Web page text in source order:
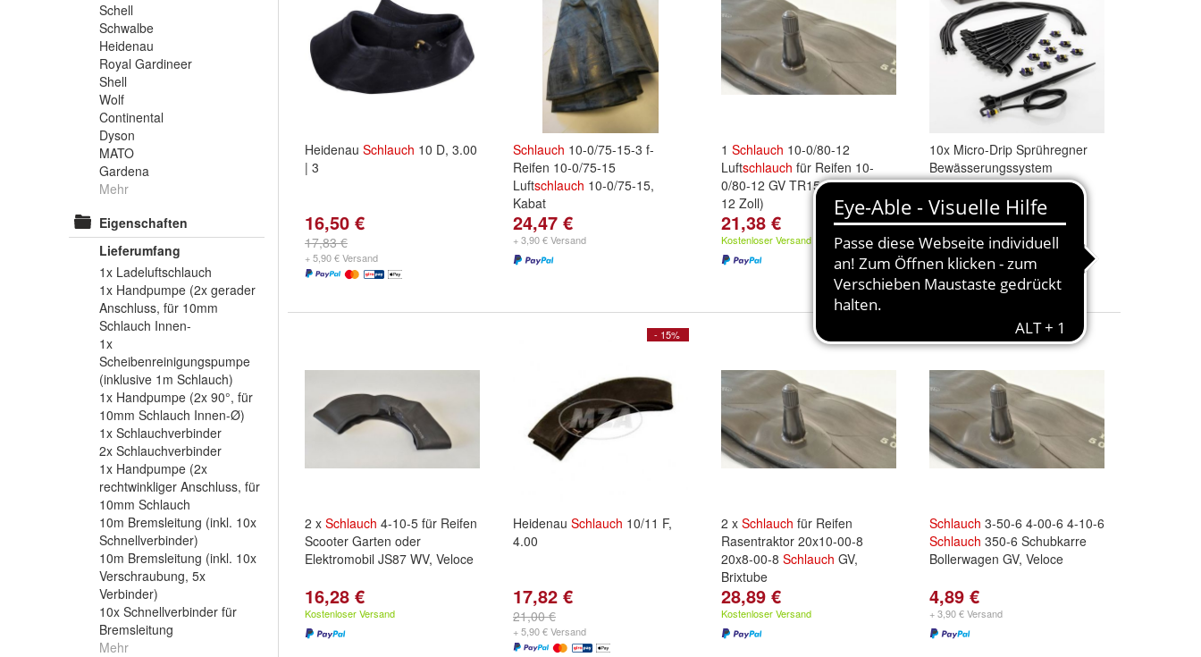
Schell
Schwalbe
Heidenau
Royal Gardineer
Shell
Wolf
Continental
Dyson
MATO
Gardena
Mehr
Eigenschaften
Lieferumfang
1x Ladeluftschlauch
1x Handpumpe (2x gerader
Anschluss, für 10mm
Schlauch Innen-
1x
Scheibenreinigungspumpe
(inklusive 1m Schlauch)
1x Handpumpe (2x 90°, für
10mm Schlauch Innen-Ø)
1x Schlauchverbinder
2x Schlauchverbinder
1x Handpumpe (2x
rechtwinkliger Anschluss, für
10mm Schlauch
10m Bremsleitung (inkl. 10x
Schnellverbinder)
10m Bremsleitung (inkl. 10x
Verschraubung, 5x
Verbinder)
10x Schnellverbinder für
Bremsleitung
Mehr
Heidenau Schlauch 10 D, 3.00
| 3
16,50 €
17,83 €
+ 5,90 € Versand
Schlauch 10-0/75-15-3 f-
Reifen 10-0/75-15
Luftschlauch 10-0/75-15,
Kabat
24,47 €
+ 3,90 € Versand
1 Schlauch 10-0/80-12
Luftschlauch für Reifen 10-
0/80-12 GV TR15, Kabat (Gr-
12 Zoll)
21,38 €
Kostenloser Versand
10x Micro-Drip Sprühregner
Bewässerungssystem
rotierend mitSchlauchu.
Erdanker
47,99 €
Kostenloser Versand
2 x Schlauch 4-10-5 für Reifen
Scooter Garten oder
Elektromobil JS87 WV, Veloce
16,28 €
Kostenloser Versand
- 15%
Heidenau Schlauch 10/11 F,
4.00
17,82 €
21,00 €
+ 5,90 € Versand
2 x Schlauch für Reifen
Rasentraktor 20x10-00-8
20x8-00-8 Schlauch GV,
Brixtube
28,89 €
Kostenloser Versand
Schlauch 3-50-6 4-00-6 4-10-6
Schlauch 350-6 Schubkarre
Bollerwagen GV, Veloce
4,89 €
+ 3,90 € Versand